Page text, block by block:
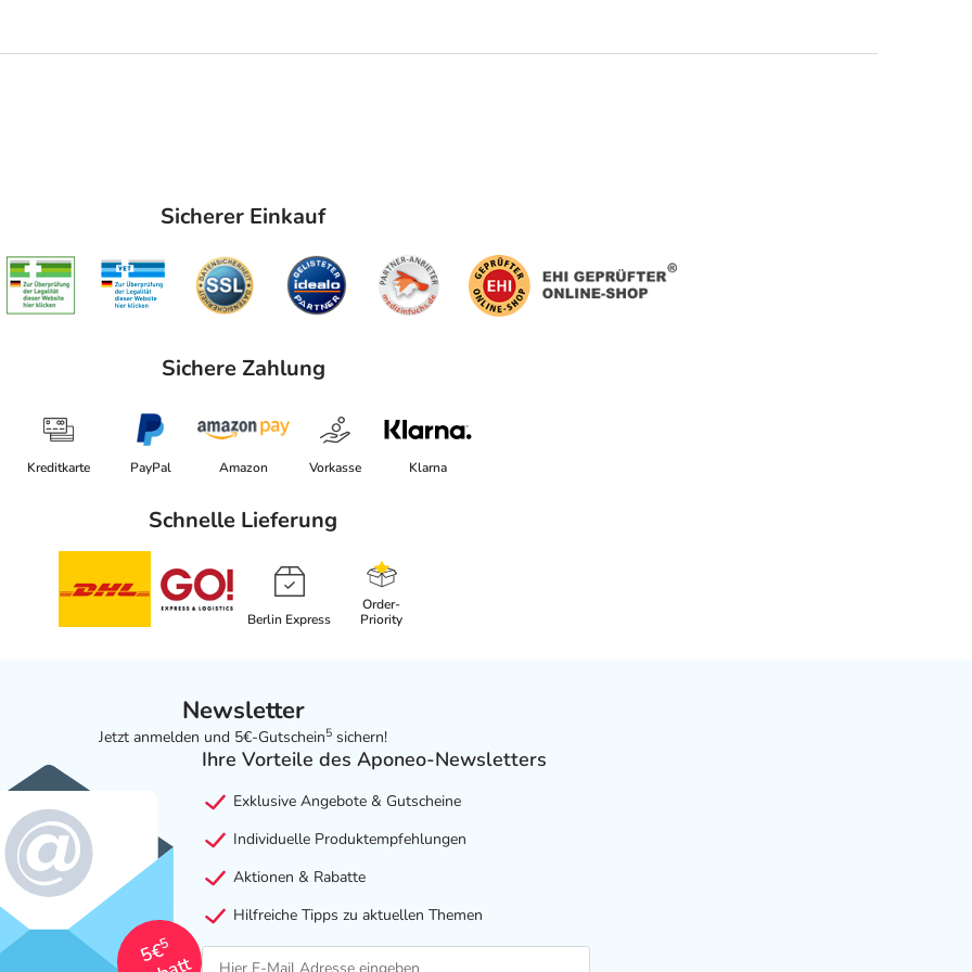
Sicherer Einkauf
Sichere Zahlung
Kreditkarte PayPal Amazon Vorkasse Klarna
Schnelle Lieferung
Berlin Express
Order-
Priority
Newsletter
Jetzt anmelden und 5€-Gutschein5 sichern!
5€
5
Ihre Vorteile des Aponeo-Newsletters
Exklusive Angebote & Gutscheine
Individuelle Produktempfehlungen
Aktionen & Rabatte
Hilfreiche Tipps zu aktuellen Themen